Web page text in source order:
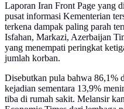
Laporan Iran Front Page yang
pusat informasi Kementerian
terkena dampak paling parah
Isfahan, Markazi, Azerbaijan
yang menempati peringkat
jumlah korban.
Disebutkan pula bahwa 86,1%
kejadian sementara 13,9%
tiba di rumah sakit. Melansir